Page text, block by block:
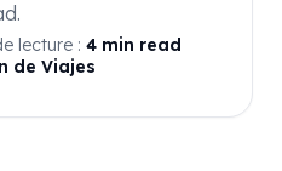
lecture : 4 min read
de Viajes